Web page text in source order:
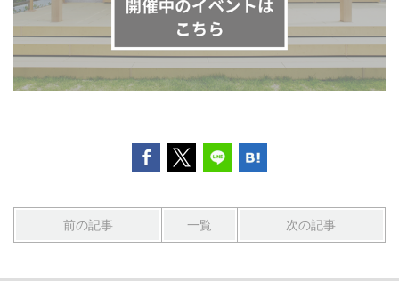
前の記事 一覧 次の記事